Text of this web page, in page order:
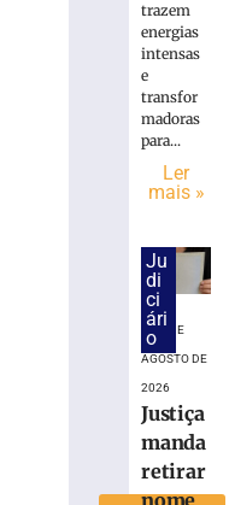
Horóscopo
hoje:
veja
astros
para
domingo,
09/08
agosto
mais
trazem
energias
intensas
e
transfor
madoras
para...
Ler
mais »
Ju
di
ci
ári
o 8 DE
AGOSTO DE
2026
Justiça
manda
retirar
nome